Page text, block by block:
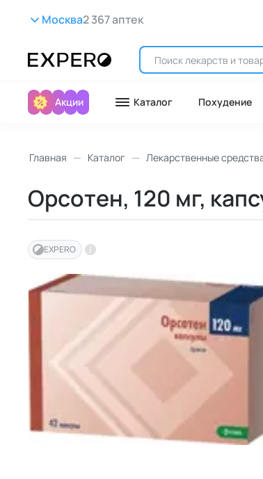
Москва2 367 аптек
Акции Каталог Похудение
Главная Каталог Лекарственные
Орсотен, 120 мг,
EXPERO